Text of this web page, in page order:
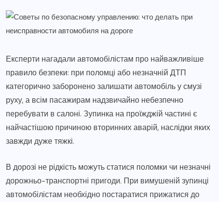
Експерти нагадали автомобілістам про найважливіше
правило безпеки: при поломці або незначній ДТП
категорично заборонено залишати автомобіль у смузі
руху, а всім пасажирам надзвичайно небезпечно
перебувати в салоні. Зупинка на проїжджій частині є
найчастішою причиною вторинних аварій, наслідки яких
завжди дуже тяжкі.
В дорозі не рідкість можуть статися поломки чи незначні
дорожньо-транспортні пригоди. При вимушеній зупинці
автомобілістам необхідно постаратися прижатися до